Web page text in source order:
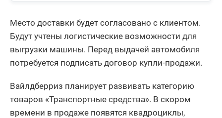
Место доставки будет согласовано с клиентом.
Будут учтены логистические возможности для
выгрузки машины. Перед выдачей автомобиля
потребуется подписать договор купли-продажи.
Вайлдберриз планирует развивать категорию
товаров «Транспортные средства». В скором
времени в продаже появятся квадроциклы,